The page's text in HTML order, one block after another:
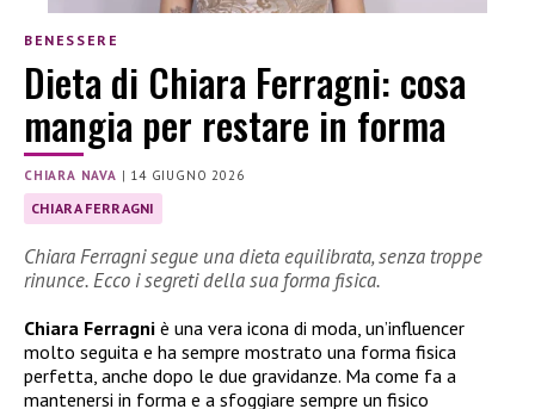
BENESSERE
Dieta di Chiara Ferragni: cosa
mangia per restare in forma
CHIARA NAVA | 14 GIUGNO 2026
CHIARA FERRAGNI
Chiara Ferragni segue una dieta equilibrata, senza troppe
rinunce. Ecco i segreti della sua forma fisica.
Chiara Ferragni è una vera icona di moda, un’influencer
molto seguita e ha sempre mostrato una forma fisica
perfetta, anche dopo le due gravidanze. Ma come fa a
mantenersi in forma e a sfoggiare sempre un fisico